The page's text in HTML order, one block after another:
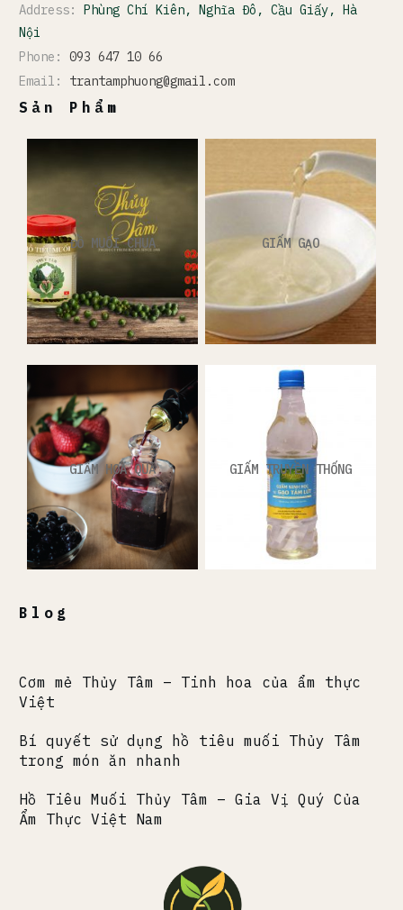
Address: Phùng Chí Kiên, Nghĩa Đô, Cầu Giấy, Hà
Nội
Phone: 093 647 10 66
Email: trantamphuong@gmail.com
Sản Phẩm
ĐỒ MUỐI CHUA GIẤM GẠO
GIẤM HOA QUẢ GIẤM TRUYỀN THỐNG
Blog
Cơm mẻ Thủy Tâm – Tinh hoa của ẩm thực
Việt
Bí quyết sử dụng hồ tiêu muối Thủy Tâm
trong món ăn nhanh
Hồ Tiêu Muối Thủy Tâm – Gia Vị Quý Của
Ẩm Thực Việt Nam